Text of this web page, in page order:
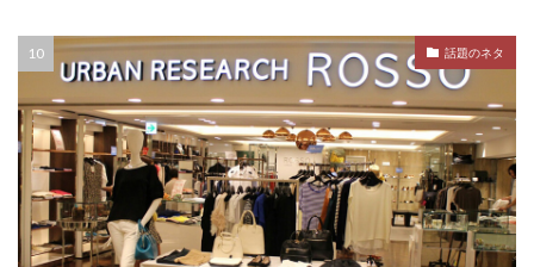
話題のネタ